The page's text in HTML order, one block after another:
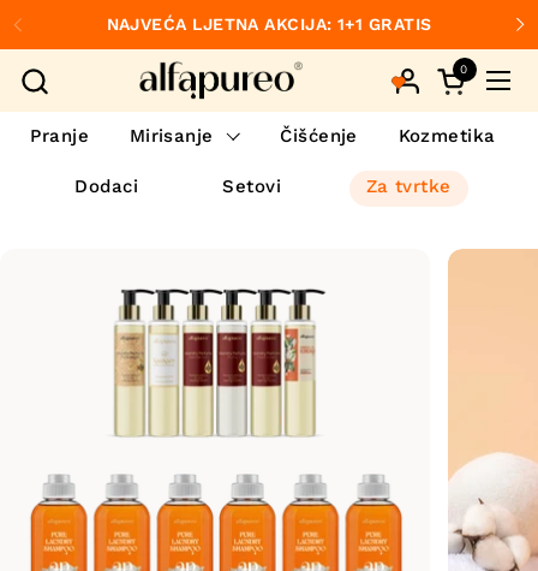
Preskoči na sadržaj
Prethodno
NAJVEĆA LJETNA AKCIJA: 1+1 GRATIS
Otvori
0
Pranje Mirisanje Čišćenje Kozmetika
Dodaci Setovi Za tvrtke